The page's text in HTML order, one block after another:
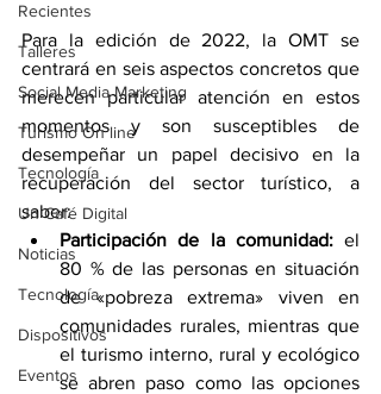
Recientes
Talleres
Social Media Marketing
Turismo On line
Tecnología
Un Café Digital
Noticias
Tecnología
Dispositivos
Eventos
Para la edición de 2022, la OMT se
centrará en seis aspectos concretos que
merecen particular atención en estos
momentos y son susceptibles de
desempeñar un papel decisivo en la
recuperación del sector turístico, a
saber:
Participación de la comunidad: el
80 % de las personas en situación
de «pobreza extrema» viven en
comunidades rurales, mientras que
el turismo interno, rural y ecológico
se abren paso como las opciones